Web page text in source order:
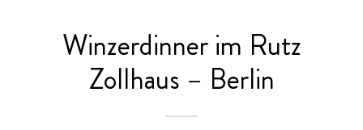
Winzerdinner im Rutz
Zollhaus – Berlin
STORIES